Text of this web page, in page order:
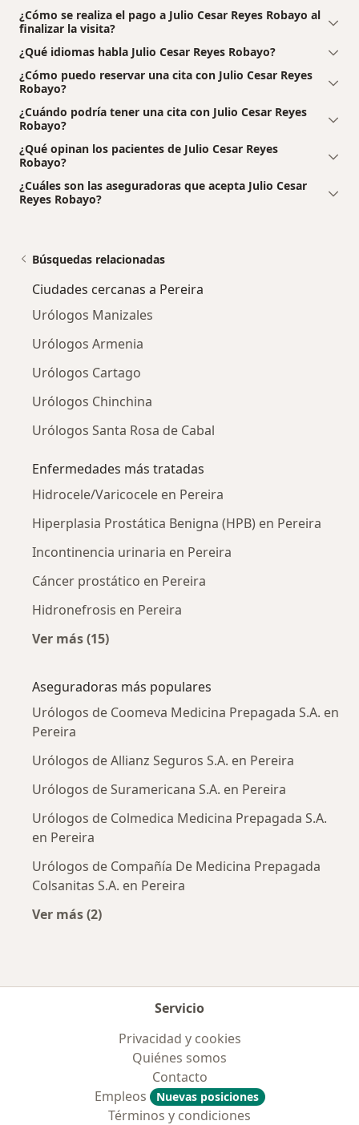
¿Cómo se realiza el pago a Julio Cesar Reyes Robayo al
finalizar la visita?
¿Qué idiomas habla Julio Cesar Reyes Robayo?
¿Cómo puedo reservar una cita con Julio Cesar Reyes
Robayo?
¿Cuándo podría tener una cita con Julio Cesar Reyes
Robayo?
¿Qué opinan los pacientes de Julio Cesar Reyes
Robayo?
¿Cuáles son las aseguradoras que acepta Julio Cesar
Reyes Robayo?
Búsquedas relacionadas
Ciudades cercanas a Pereira
Urólogos Manizales
Urólogos Armenia
Urólogos Cartago
Urólogos Chinchina
Urólogos Santa Rosa de Cabal
Enfermedades más tratadas
Hidrocele/Varicocele en Pereira
Hiperplasia Prostática Benigna (HPB) en Pereira
Incontinencia urinaria en Pereira
Cáncer prostático en Pereira
Hidronefrosis en Pereira
Ver más (15)
Aseguradoras más populares
Urólogos de Coomeva Medicina Prepagada S.A. en
Pereira
Urólogos de Allianz Seguros S.A. en Pereira
Urólogos de Suramericana S.A. en Pereira
Urólogos de Colmedica Medicina Prepagada S.A.
en Pereira
Urólogos de Compañía De Medicina Prepagada
Colsanitas S.A. en Pereira
Ver más (2)
Servicio
Privacidad y cookies
Quiénes somos
Contacto
Empleos
Nuevas posiciones
Términos y condiciones